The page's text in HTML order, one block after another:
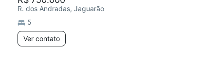
R. dos Andradas, Jaguarão
5
Ver contato